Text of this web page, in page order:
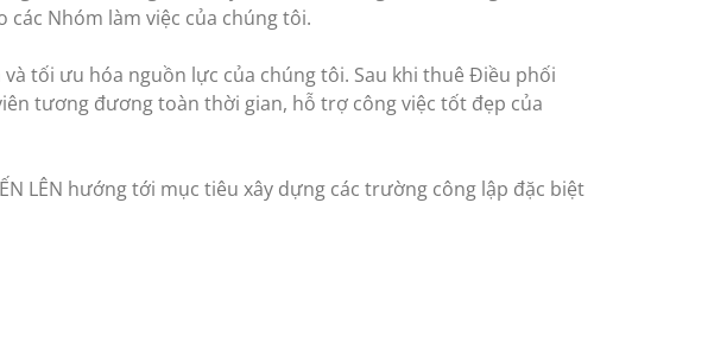
Nhóm làm việc của chúng tôi.
tối ưu hóa nguồn lực của chúng tôi. Sau khi thuê Điều phối
tương đương toàn thời gian, hỗ trợ công việc tốt đẹp của
LÊN hướng tới mục tiêu xây dựng các trường công lập đặc biệt